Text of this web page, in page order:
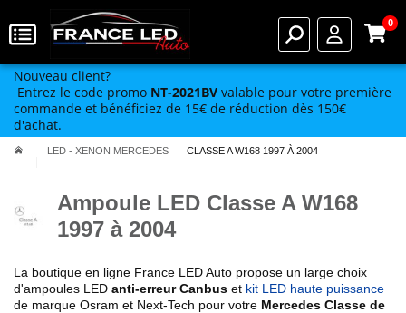
0
Nouveau client?
Entrez le code promo NT-2021BV valable pour votre première
commande et bénéficiez de 15€ de réduction dès 150€
d'achat.
LED - XENON MERCEDES CLASSE A W168 1997 À 2004
Ampoule LED Classe A W168
1997 à 2004
La boutique en ligne France LED Auto propose un large choix
d'ampoules LED anti-erreur Canbus et kit LED haute puissance
de marque Osram et Next-Tech pour votre Mercedes Classe de